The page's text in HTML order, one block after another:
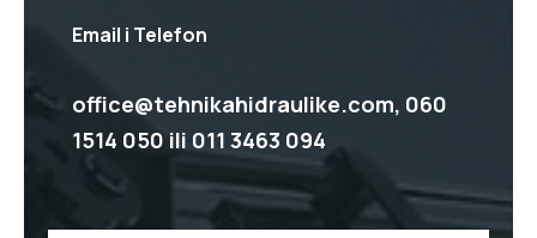
Email i Telefon
office@tehnikahidraulike.com, 060
1514 050 ili 011 3463 094